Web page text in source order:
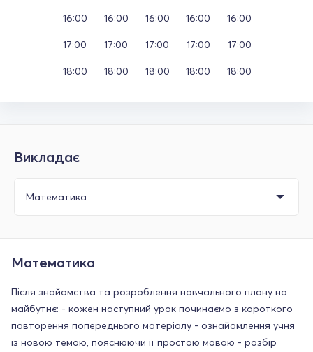
16:00
17:00
18:00
16:00
17:00
18:00
16:00
17:00
18:00
16:00
17:00
18:00
16:00
17:00
18:00
Викладає
Математика
Після знайомства та розроблення навчального плану на
майбутнє: - кожен наступний урок починаємо з короткого
повторення попереднього матеріалу - ознайомлення учня
із новою темою, пояснюючи її простою мовою - розбір